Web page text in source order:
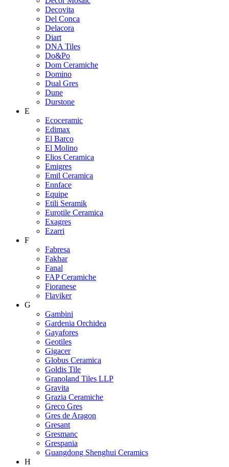
Decovita
Del Conca
Delacora
Diart
DNA Tiles
Do&Po
Dom Ceramiche
Domino
Dual Gres
Dune
Durstone
E
Ecoceramic
Edimax
El Barco
El Molino
Elios Ceramica
Emigres
Emil Ceramica
Ennface
Equipe
Etili Seramik
Eurotile Ceramica
Exagres
Ezarri
F
Fabresa
Fakhar
Fanal
FAP Ceramiche
Fioranese
Flaviker
G
Gambini
Gardenia Orchidea
Gayafores
Geotiles
Gigacer
Globus Ceramica
Goldis Tile
Granoland Tiles LLP
Gravita
Grazia Ceramiche
Greco Gres
Gres de Aragon
Gresant
Gresmanc
Grespania
Guangdong Shenghui Ceramics
H